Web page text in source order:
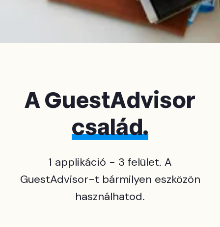
A GuestAdvisor
család.
1 applikáció - 3 felület. A
GuestAdvisor-t bármilyen eszközön
használhatod.